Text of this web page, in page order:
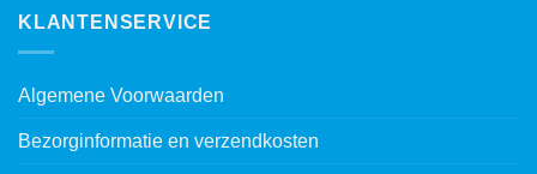
KLANTENSERVICE
Algemene Voorwaarden
Bezorginformatie en verzendkosten